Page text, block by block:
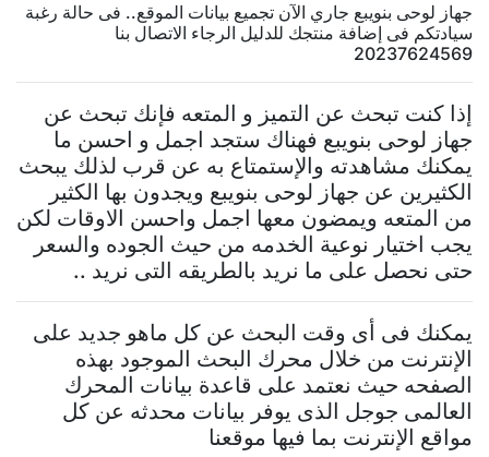
جهاز لوحى بنويبع جاري الآن تجميع بيانات الموقع.. فى حالة رغبة
سيادتكم فى إضافة منتجك للدليل الرجاء الاتصال بنا
20237624569
إذا كنت تبحث عن التميز و المتعه فإنك تبحث عن
جهاز لوحى بنويبع فهناك ستجد اجمل و احسن ما
يمكنك مشاهدته والإستمتاع به عن قرب لذلك يبحث
الكثيرين عن جهاز لوحى بنويبع ويجدون بها الكثير
من المتعه ويمضون معها اجمل واحسن الاوقات لكن
يجب اختيار نوعية الخدمه من حيث الجوده والسعر
حتى نحصل على ما نريد بالطريقه التى نريد ..
يمكنك فى أى وقت البحث عن كل ماهو جديد على
الإنترنت من خلال محرك البحث الموجود بهذه
الصفحه حيث نعتمد على قاعدة بيانات المحرك
العالمى جوجل الذى يوفر بيانات محدثه عن كل
مواقع الإنترنت بما فيها موقعنا